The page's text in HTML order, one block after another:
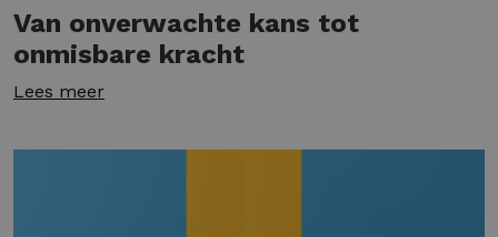
Van onverwachte kans tot
onmisbare kracht
Lees meer